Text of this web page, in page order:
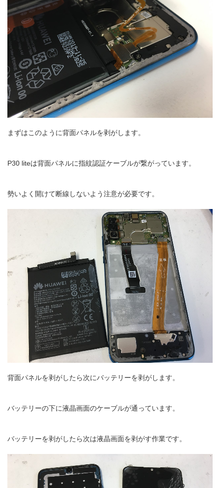
まずはこのように背面パネルを剥がします。
P30 liteは背面パネルに指紋認証ケーブルが繋がっています。
勢いよく開けて断線しないよう注意が必要です。
背面パネルを剥がしたら次にバッテリーを剥がします。
バッテリーの下に液晶画面のケーブルが通っています。
バッテリーを剥がしたら次は液晶画面を剥がす作業です。